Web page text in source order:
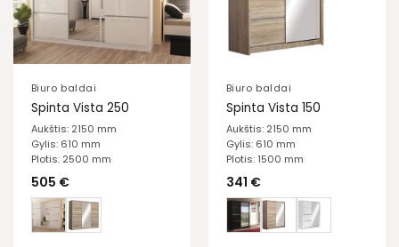
Biuro baldai
Spinta Vista 250
Aukštis: 2150 mm
Gylis: 610 mm
Plotis: 2500 mm
505 €
Biuro baldai
Spinta Vista 150
Aukštis: 2150 mm
Gylis: 610 mm
Plotis: 1500 mm
341 €